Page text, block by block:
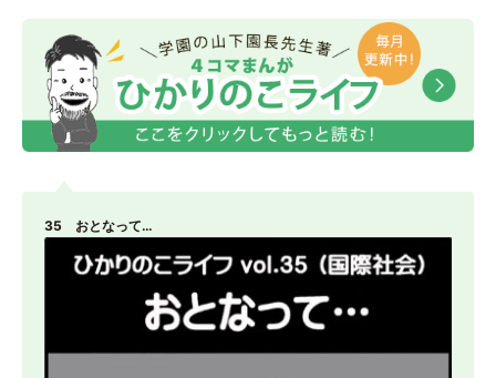
35 おとなって…